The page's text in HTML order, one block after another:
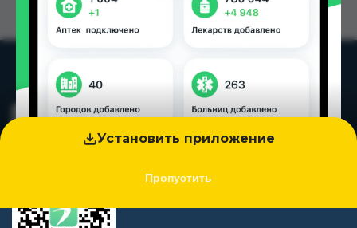
Установить приложение
Пропустить